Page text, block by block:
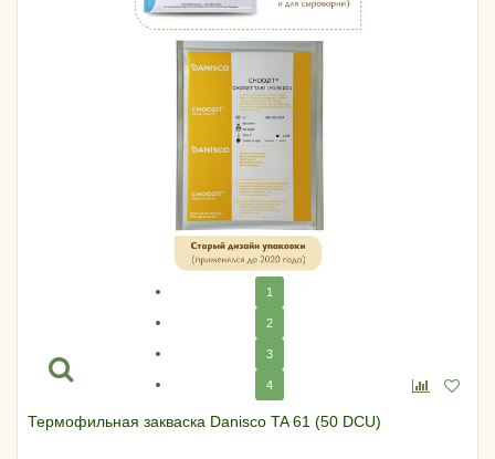
1
2
3
4
Термофильная закваска Danisсo TA 61 (50 DCU)